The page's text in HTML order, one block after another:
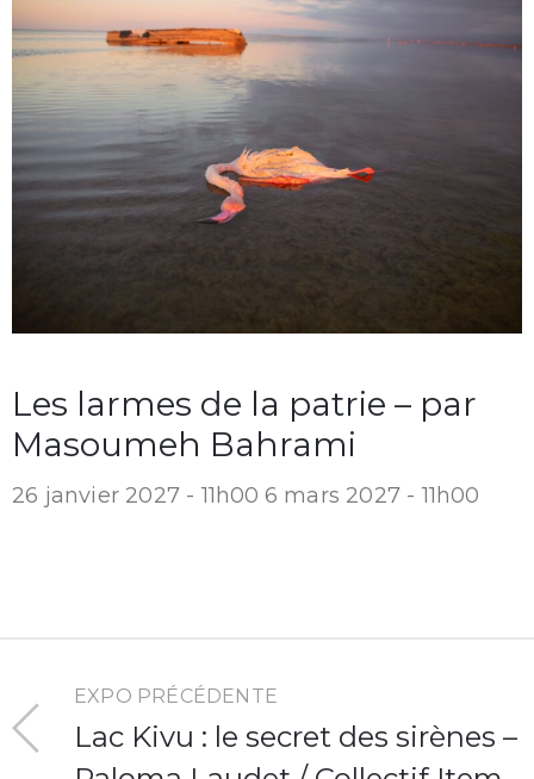
Les larmes de la patrie – par
Masoumeh Bahrami
26 janvier 2027 - 11h00 6 mars 2027 - 11h00
EXPO PRÉCÉDENTE
Lac Kivu : le secret des sirènes –